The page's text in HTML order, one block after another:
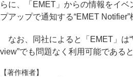
らに、「EMET」からの情報をイベ
プアップで通知する“EMET Notifier”
なお、同社によると「EMET」は
view”でも問題なく利用可能であると
【著作権者】